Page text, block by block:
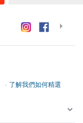
· 了解我們如何精選